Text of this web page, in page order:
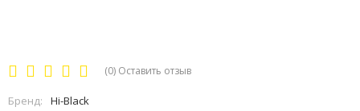
(0) Оставить отзыв
Бренд:
Hi-Black